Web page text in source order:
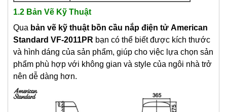
1.2 Bản Vẽ Kỹ Thuật
Qua bản vẽ kỹ thuật bồn cầu nắp điện tử American
Standard VF-2011PR bạn có thể biết được kích thước
và hình dáng của sản phẩm, giúp cho việc lựa chọn sản
phẩm phù hợp với không gian và style của ngôi nhà trở
nên dễ dàng hơn.